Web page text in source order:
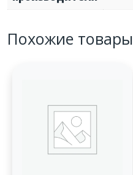
Похожие товары